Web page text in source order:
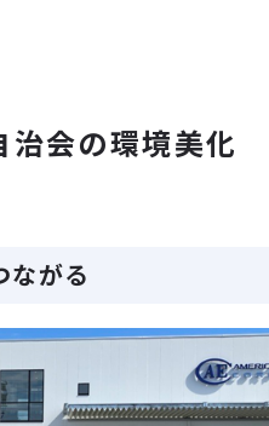
会の環境美化
ながる